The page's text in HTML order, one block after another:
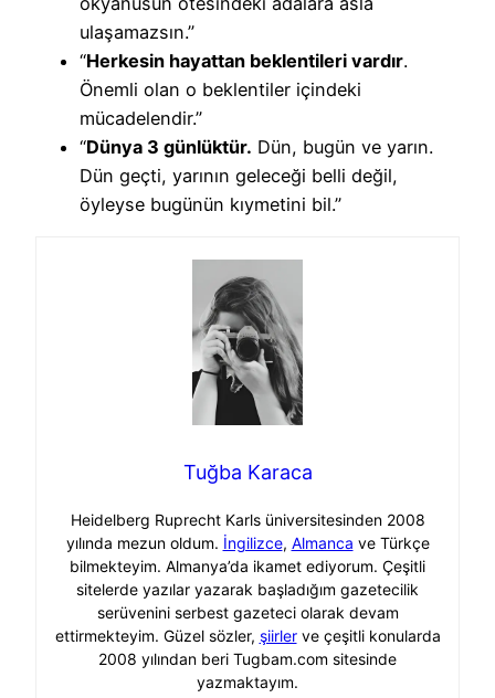
ulaşamazsın.”
“Herkesin hayattan beklentileri vardır.
Önemli olan o beklentiler içindeki
mücadelendir.”
“Dünya 3 günlüktür. Dün, bugün ve yarın.
Dün geçti, yarının geleceği belli değil,
öyleyse bugünün kıymetini bil.”
Tuğba Karaca
Heidelberg Ruprecht Karls üniversitesinden 2008
yılında mezun oldum. İngilizce, Almanca ve Türkçe
bilmekteyim. Almanya’da ikamet ediyorum. Çeşitli
sitelerde yazılar yazarak başladığım gazetecilik
serüvenini serbest gazeteci olarak devam
ettirmekteyim. Güzel sözler, şiirlerve çeşitli konularda
2008 yılından beri Tugbam.com sitesinde
yazmaktayım.